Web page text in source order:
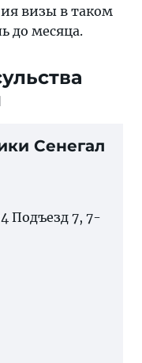
визы в таком
до месяца.
Сенегал
Подъезд 7, 7-